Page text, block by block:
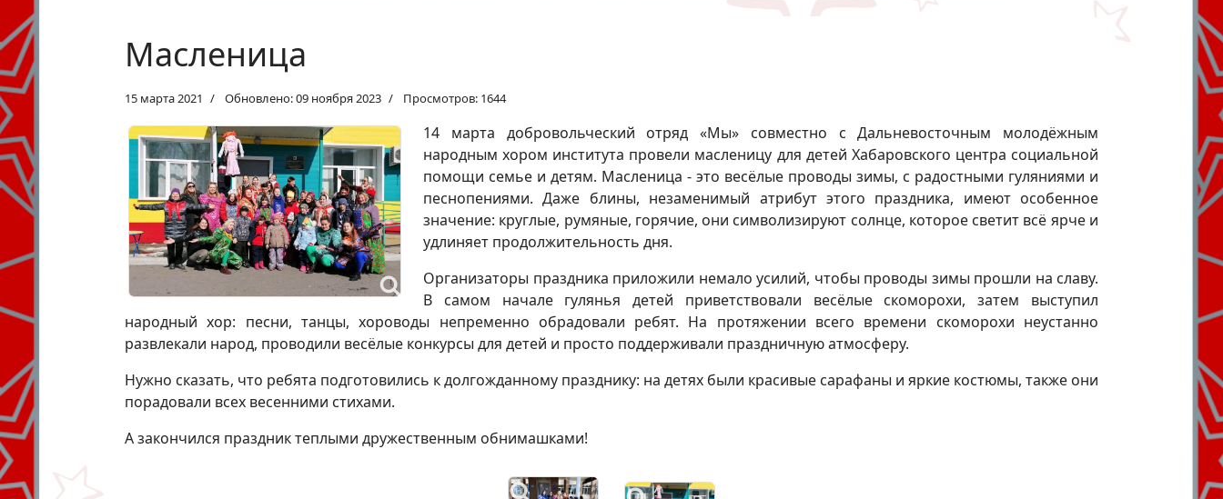
Масленица
15 марта 2021 Обновлено: 09 ноября 2023 Просмотров: 1644
14 марта добровольческий отряд «Мы» совместно с Дальневосточным молодёжным
народным хором института провели масленицу для детей Хабаровского центра социальной
помощи семье и детям. Масленица - это весёлые проводы зимы, с радостными гуляниями и
песнопениями. Даже блины, незаменимый атрибут этого праздника, имеют особенное
значение: круглые, румяные, горячие, они символизируют солнце, которое светит всё ярче и
удлиняет продолжительность дня.
Организаторы праздника приложили немало усилий, чтобы проводы зимы прошли на славу.
В самом начале гулянья детей приветствовали весёлые скоморохи, затем выступил
народный хор: песни, танцы, хороводы непременно обрадовали ребят. На протяжении всего времени скоморохи неустанно
развлекали народ, проводили весёлые конкурсы для детей и просто поддерживали праздничную атмосферу.
Нужно сказать, что ребята подготовились к долгожданному празднику: на детях были красивые сарафаны и яркие костюмы, также они
порадовали всех весенними стихами.
А закончился праздник теплыми дружественным обнимашками!